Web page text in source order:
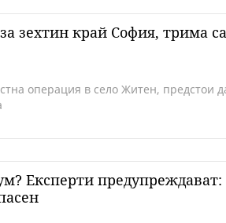
зехтин край София, трима са
операция в село Житен, предстои
Експерти предупреждават: